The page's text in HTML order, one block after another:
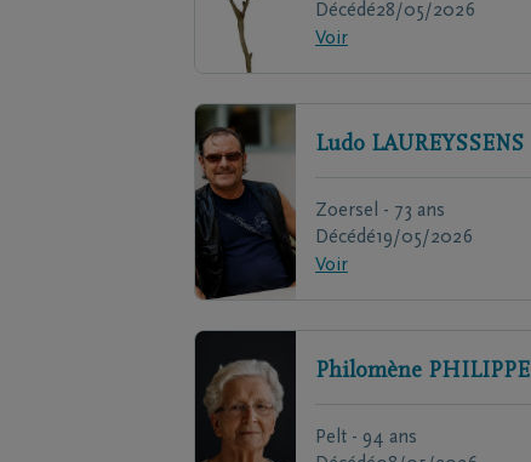
Décédé28/05/2026
Voir
Ludo LAUREYSSENS
Zoersel - 73 ans
Décédé19/05/2026
Voir
Philomène PHILIPPE
Pelt - 94 ans